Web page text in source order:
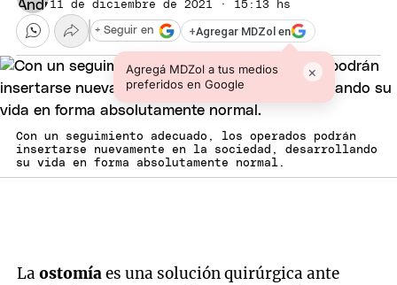
11 de diciembre de 2021 · 15:13 hs
+Agregar MDZol en
Agregá MDZol a tus medios
preferidos en Google
×
+ Seguir en
Con un seguimiento adecuado, los operados podrán
insertarse nuevamente en la sociedad, desarrollando
su vida en forma absolutamente normal.
Laostomíaes una solución quirúrgica ante